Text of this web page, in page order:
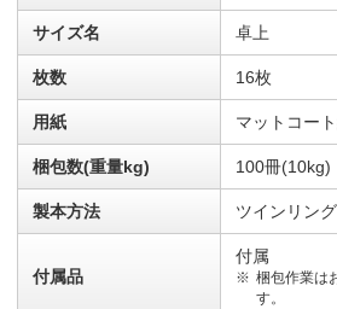
サイズ名 卓上
枚数 16枚
用紙 マットコー
梱包数(重量kg) 100冊(10kg)
製本方法 ツインリング
付属品
付属
梱包作業は
す。